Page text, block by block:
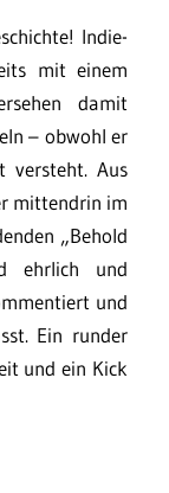
Indie-
mit einem
damit
– obwohl er
versteht. Aus
mittendrin im
„Behold
ehrlich und
und
Ein runder
und ein Kick